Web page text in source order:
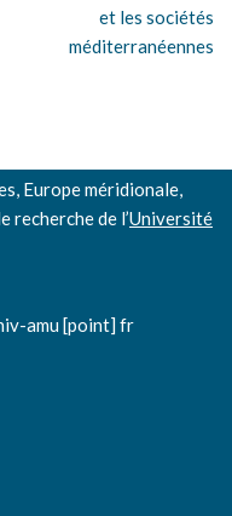
et les sociétés
méditerranéennes
Europe méridionale,
recherche de l’Université
amu [point] fr